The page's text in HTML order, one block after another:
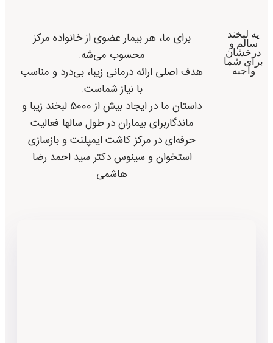
یه لبخند
سالم و
درخشان
برای شما
واجبه
برای ما، هر بیمار عضوی از خانواده مرکز
محسوب می‌شه.
هدف اصلی ارائه درمانی زیبا، بی‌درد و مناسب
با نیاز شماست.
داستان ما در ایجاد بیش از 5000 لبخند زیبا و
ماندگاربرای بیماران در طول سالها فعالیت
حرفه‌ای در مرکز کاشت ایمپلنت و بازسازی
استخوان و سینوس دکتر سید احمد رضا
هاشمی